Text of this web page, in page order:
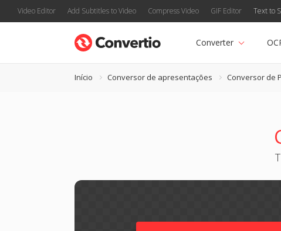
Video Editor Add Subtitles to Video Compress Video GIF Editor Text to
Converter
Início Conversor de apresentações Conversor de